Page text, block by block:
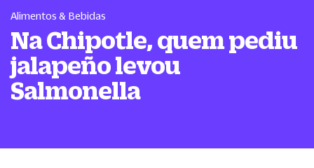
Alimentos & Bebidas
Na Chipotle, quem pediu
jalapeño levou
Salmonella